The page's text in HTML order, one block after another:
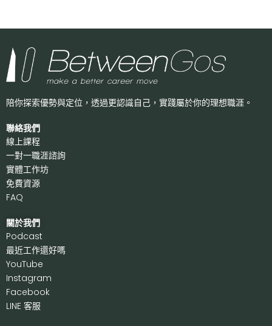
陪你探索優勢與定位，透過更認識自己， 實踐屬於你的理想職涯。
聯絡我們
線上課程
一對一職涯諮詢
實體工作坊
免費資源
FAQ
關於我們
Podcast
最近工作還好嗎
YouTube
Instagram
Facebook
LINE 客服